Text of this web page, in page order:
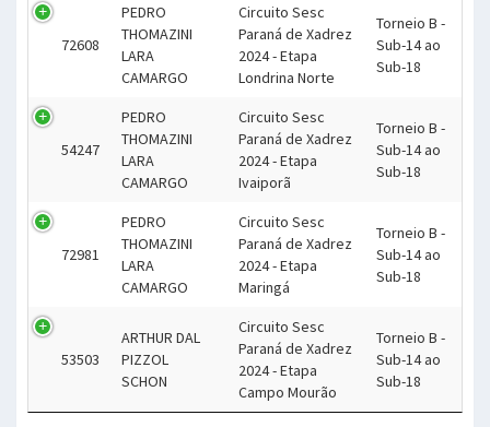
72608
PEDRO
THOMAZINI
LARA
CAMARGO
Circuito Sesc
Paraná de Xadrez
2024 - Etapa
Londrina Norte
Torneio B -
Sub-14 ao
Sub-18
54247
PEDRO
THOMAZINI
LARA
CAMARGO
Circuito Sesc
Paraná de Xadrez
2024 - Etapa
Ivaiporã
Torneio B -
Sub-14 ao
Sub-18
72981
PEDRO
THOMAZINI
LARA
CAMARGO
Circuito Sesc
Paraná de Xadrez
2024 - Etapa
Maringá
Torneio B -
Sub-14 ao
Sub-18
53503
ARTHUR DAL
PIZZOL
SCHON
Circuito Sesc
Paraná de Xadrez
2024 - Etapa
Campo Mourão
Torneio B -
Sub-14 ao
Sub-18